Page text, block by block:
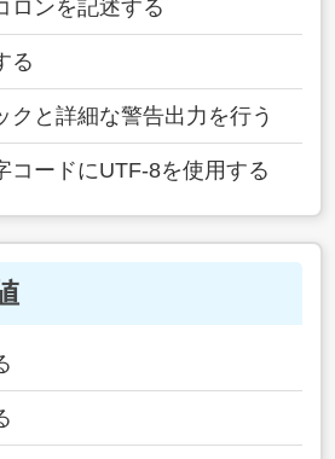
ロンを記述する
る
クと詳細な警告出力を行う
コードにUTF-8を使用する